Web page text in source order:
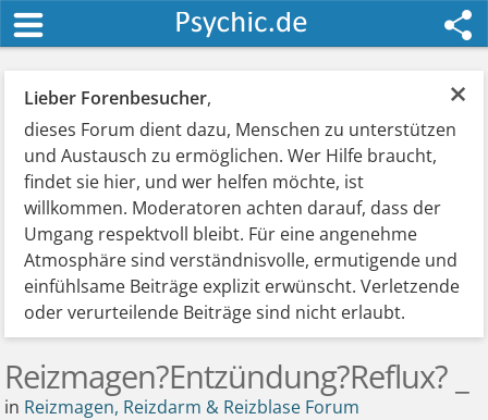
×
Lieber Forenbesucher,
dieses Forum dient dazu, Menschen zu unterstützen
und Austausch zu ermöglichen. Wer Hilfe braucht,
findet sie hier, und wer helfen möchte, ist
willkommen. Moderatoren achten darauf, dass der
Umgang respektvoll bleibt. Für eine angenehme
Atmosphäre sind verständnisvolle, ermutigende und
einfühlsame Beiträge explizit erwünscht. Verletzende
oder verurteilende Beiträge sind nicht erlaubt.
Reizmagen?Entzündung?Reflux? _
in Reizmagen, Reizdarm & Reizblase Forum